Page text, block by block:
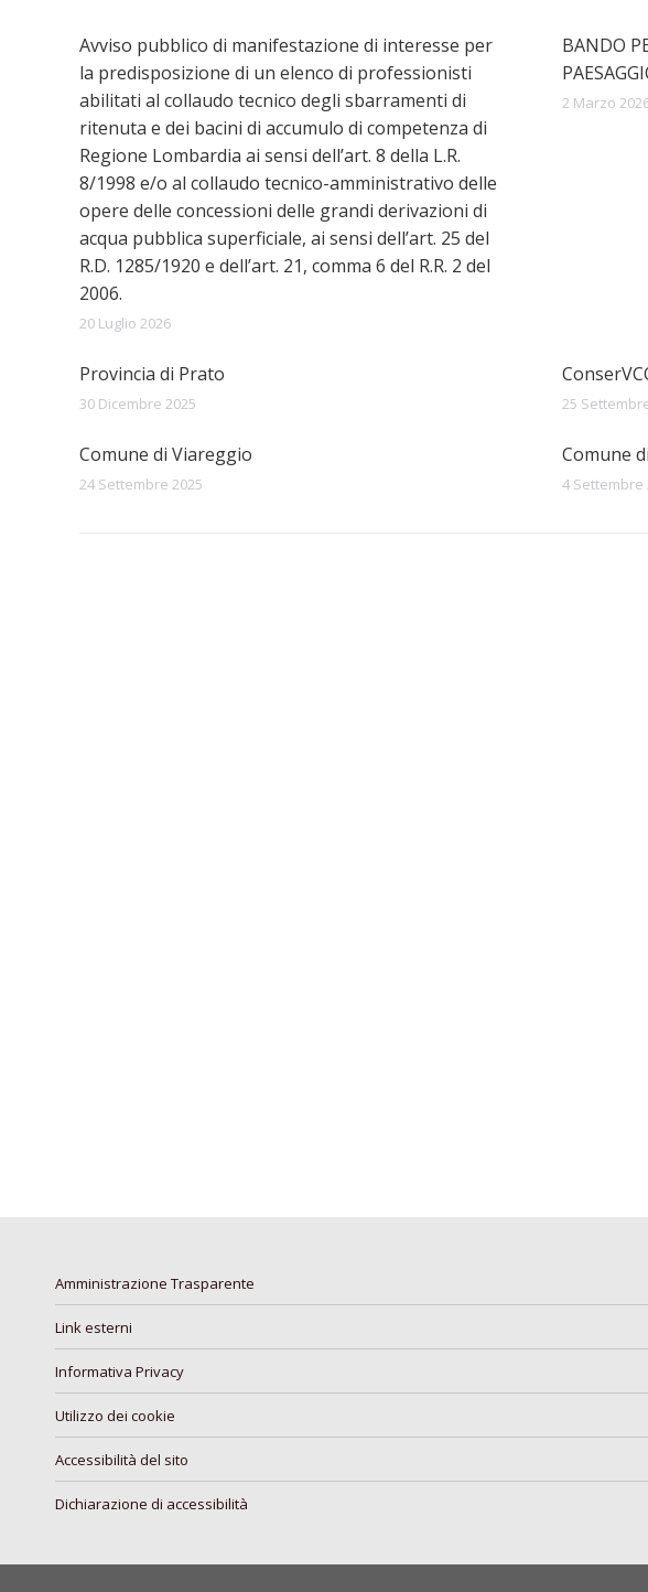
Avviso pubblico di manifestazione di interesse per
la predisposizione di un elenco di professionisti
abilitati al collaudo tecnico degli sbarramenti di
ritenuta e dei bacini di accumulo di competenza di
Regione Lombardia ai sensi dell’art. 8 della L.R.
8/1998 e/o al collaudo tecnico-amministrativo delle
opere delle concessioni delle grandi derivazioni di
acqua pubblica superficiale, ai sensi dell’art. 25 del
R.D. 1285/1920 e dell’art. 21, comma 6 del R.R. 2 del
2006.
20 Luglio 2026
BANDO
2 Marzo
Provincia di Prato
30 Dicembre 2025 25
Comune di Viareggio
24 Settembre 2025
Comune
4 Settembre
Amministrazione Trasparente
Link esterni
Informativa Privacy
Utilizzo dei cookie
Accessibilità del sito
Dichiarazione di accessibilità